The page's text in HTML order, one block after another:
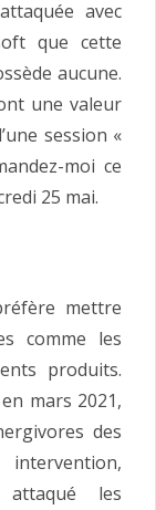
avec
que cette
aucune.
une valeur
session «
moi ce
25 mai.
mettre
comme les
produits.
mars 2021,
des
intervention,
les